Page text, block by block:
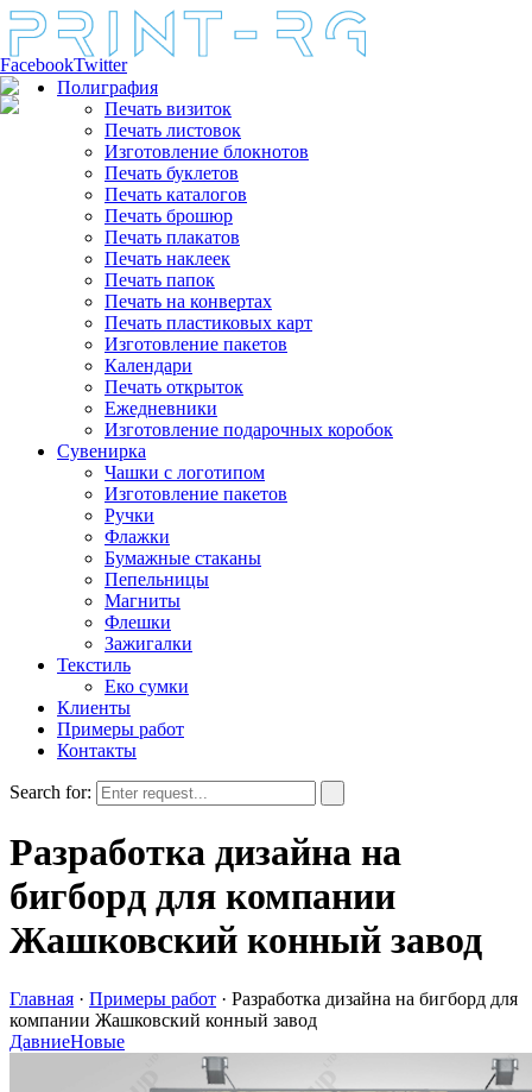
Полиграфия
Печать визиток
Печать листовок
Изготовление блокнотов
Печать буклетов
Печать каталогов
Печать брошюр
Печать плакатов
Печать наклеек
Печать папок
Печать на конвертах
Печать пластиковых карт
Изготовление пакетов
Календари
Печать открыток
Ежедневники
Изготовление подарочных коробок
Сувенирка
Чашки с логотипом
Изготовление пакетов
Ручки
Флажки
Бумажные стаканы
Пепельницы
Магниты
Флешки
Зажигалки
Текстиль
Еко сумки
Клиенты
Примеры работ
Контакты
Search for:
FacebookTwitter
Разработка дизайна на
бигборд для компании
Жашковский конный завод
Главная · Примеры работ · Разработка дизайна на бигборд для
компании Жашковский конный завод
ДавниеНовые